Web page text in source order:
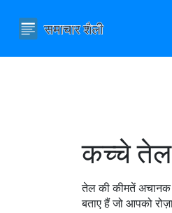
कच्चे तेल
तेल की कीमतें अचानक
बताए हैं जो आपको